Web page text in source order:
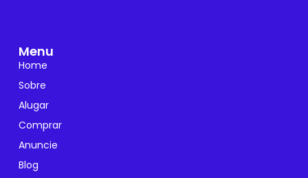
Menu
Home
Sobre
Alugar
Comprar
Anuncie
Blog